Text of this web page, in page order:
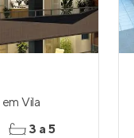
em Vila
3 a 5